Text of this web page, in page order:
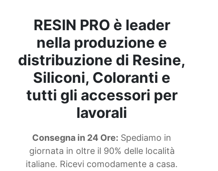
RESIN PRO è leader
nella produzione e
distribuzione di Resine,
Siliconi, Coloranti e
tutti gli accessori per
lavorali
Consegna in 24 Ore: Spediamo in
giornata in oltre il 90% delle località
italiane. Ricevi comodamente a casa.